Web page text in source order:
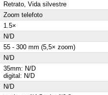
Retrato, Vida silvestre
Zoom telefoto
1.5×
N/D
55 - 300 mm (5,5× zoom)
N/D
35mm: N/D
digital: N/D
N/D